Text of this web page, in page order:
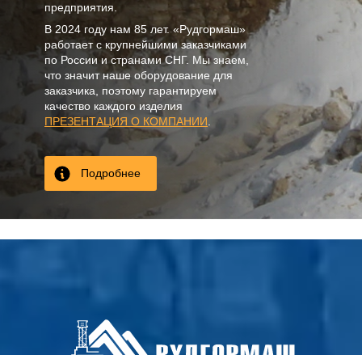
предприятия.
В 2024 году нам 85 лет. «Рудгормаш»
работает с крупнейшими заказчиками
по России и странами СНГ. Мы знаем,
что значит наше оборудование для
заказчика, поэтому гарантируем
качество каждого изделия
ПРЕЗЕНТАЦИЯ О КОМПАНИИ
Подробнее